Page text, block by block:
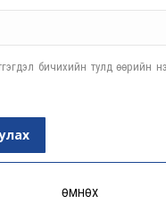
бичихийн тулд өөрийн
ӨМНӨХ